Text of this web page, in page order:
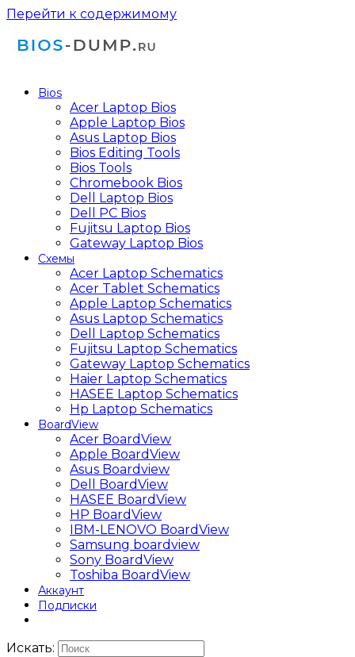
Перейти к содержимому
Bios
Acer Laptop Bios
Apple Laptop Bios
Asus Laptop Bios
Bios Editing Tools
Bios Tools
Chromebook Bios
Dell Laptop Bios
Dell PC Bios
Fujitsu Laptop Bios
Gateway Laptop Bios
Схемы
Acer Laptop Schematics
Acer Tablet Schematics
Apple Laptop Schematics
Asus Laptop Schematics
Dell Laptop Schematics
Fujitsu Laptop Schematics
Gateway Laptop Schematics
Haier Laptop Schematics
HASEE Laptop Schematics
Hp Laptop Schematics
BoardView
Acer BoardView
Apple BoardView
Asus Boardview
Dell BoardView
HASEE BoardView
HP BoardView
IBM-LENOVO BoardView
Samsung boardview
Sony BoardView
Toshiba BoardView
Аккаунт
Подписки
Искать: